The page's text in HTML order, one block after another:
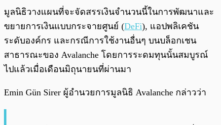
มูลนิธิวางแผนที่จะจัดสรรเงินจำนวนนี้ในการพัฒนาและ
ขยายการเงินแบบกระจายศูนย์ (DeFi), แอปพลิเคชัน
ระดับองค์กร และกรณีการใช้งานอื่นๆ บนบล็อกเชน
สาธารณะของ Avalanche โดยการระดมทุนนั้นสมบูรณ์
ไปแล้วเมื่อเดือนมิถุนายนที่ผ่านมา
Emin Gün Sirer ผู้อำนวยการมูลนิธิ Avalanche กล่าวว่า